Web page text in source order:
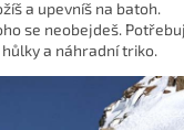
a upevníš na batoh.
se neobejdeš.
a náhradní triko.